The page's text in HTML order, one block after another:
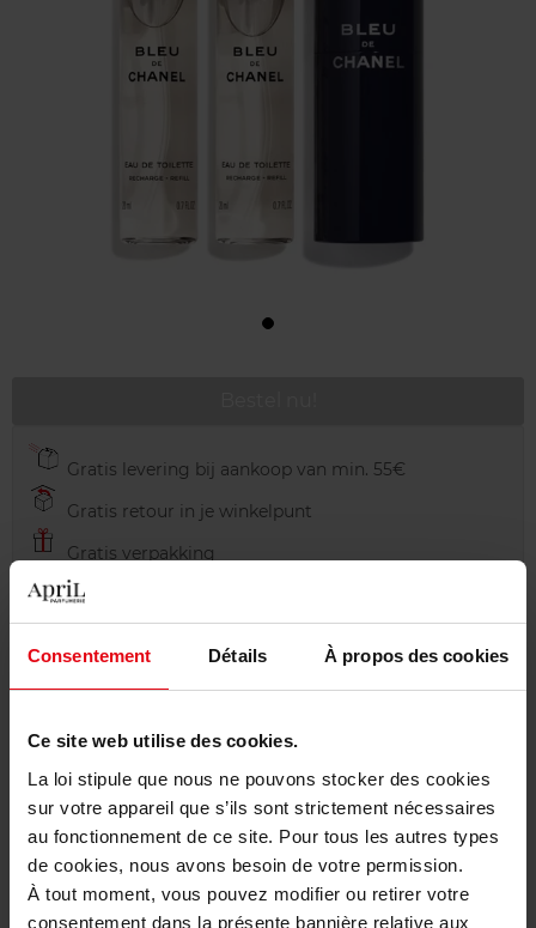
Consentement Détails À propos des cookies
Ce site web utilise des cookies.
La loi stipule que nous ne pouvons stocker des cookies
sur votre appareil que s’ils sont strictement nécessaires
au fonctionnement de ce site. Pour tous les autres types
de cookies, nous avons besoin de votre permission.
À tout moment, vous pouvez modifier ou retirer votre
consentement dans la présente bannière relative aux
Gratis levering bij aankoop van min. 55€
Gratis retour in je winkelpunt
Gratis verpakking
Beschrijving
Gebruiksadvies
Karakteristieken